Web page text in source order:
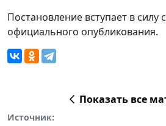
Постановление вступает в силу
официального опубликования.
Показать все
Источник: